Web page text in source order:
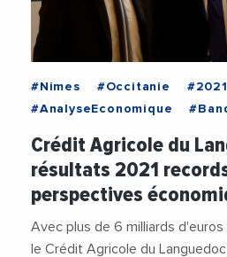
#Nimes #Occitanie #2021
#AnalyseEconomique
#CreditAgricoleLanguedoc
#EnergiesRenouvelables
#Hydrogene
#Immobilier
#Occitanie
#RSE
Crédit Agricole du
résultats 2021
perspectives
Avec plus de 6 milliards
le Crédit Agricole du